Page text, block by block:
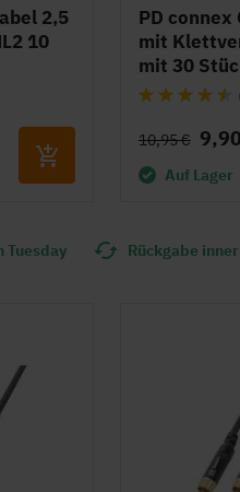
2,5
10
PD connex
mit
mit 30
Bewertung:
10,95 €
Auf Lager
Tuesday Rückgabe